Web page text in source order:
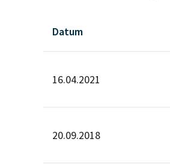
Datum
16.04.2021
20.09.2018